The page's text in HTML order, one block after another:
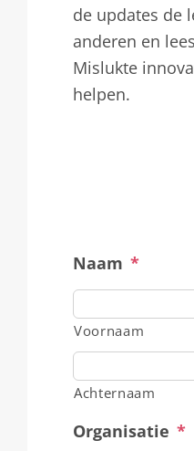
de updates de
anderen en
Mislukte
helpen.
Naam *
Voornaam
Achternaam
Organisatie *